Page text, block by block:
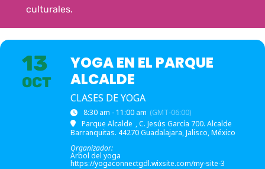
culturales.
13
OCT
YOGA EN EL PARQUE
ALCALDE
CLASES DE YOGA
8:30 am - 11:00 am (GMT-06:00)
Parque Alcalde , C. Jesús García 700. Alcalde
Barranquitas. 44270 Guadalajara, Jalisco, México
Organizador:
Árbol del yoga
https://yogaconnectgdl.wixsite.com/my-site-3